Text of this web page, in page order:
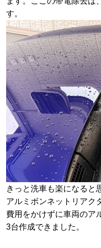
す。
きっと洗車も楽になると
アルミボンネットリアク
費用をかけずに車両のア
3台作成できました。